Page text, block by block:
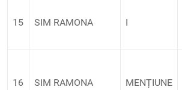
15 SIM RAMONA I
16 SIM RAMONA MENȚIUNE